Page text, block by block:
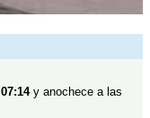
07:14y anochece a las